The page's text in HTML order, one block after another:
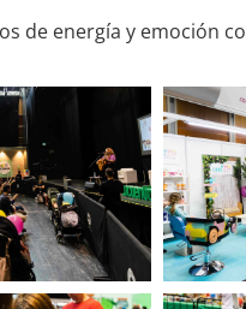
de energía y emoción